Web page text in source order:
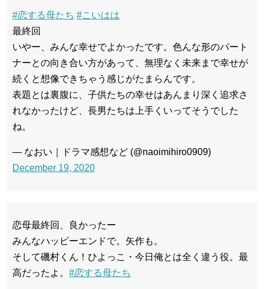
#恋する母たち #こいはは
最終回
いやー、みんな幸せでよかったです。色んな形のパート
ナーとの向き合い方があって、無理なく未来まで幸せが
続くと想像できちゃう感じがたまらんです。
表題とは裏腹に、子供たちの幸せはあんまり深く追求さ
れなかったけど、長男たちは上手くいってそうでした
ね。
— なおい｜ドラマ感想など (@naoimihiro0909)
December 19, 2020
恋母最終回、良かったー
みんなハッピーエンドで。矢作も。
そして磯村くん！ひよっこ・今日俺とは全く違う役。最
高だったよ。 #恋する母たち